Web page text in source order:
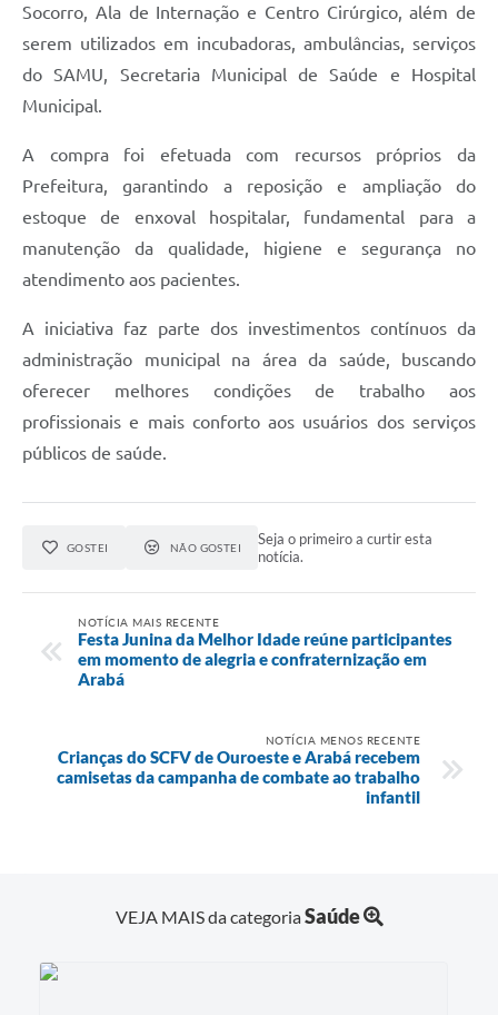
Socorro, Ala de Internação e Centro Cirúrgico, além de
serem utilizados em incubadoras, ambulâncias, serviços
do SAMU, Secretaria Municipal de Saúde e Hospital
Municipal.
A compra foi efetuada com recursos próprios da
Prefeitura, garantindo a reposição e ampliação do
estoque de enxoval hospitalar, fundamental para a
manutenção da qualidade, higiene e segurança no
atendimento aos pacientes.
A iniciativa faz parte dos investimentos contínuos da
administração municipal na área da saúde, buscando
oferecer melhores condições de trabalho aos
profissionais e mais conforto aos usuários dos serviços
públicos de saúde.
GOSTEI NÃO GOSTEI
Seja o primeiro a curtir esta
notícia.
NOTÍCIA MAIS RECENTE
Festa Junina da Melhor Idade reúne participantes
em momento de alegria e confraternização em
Arabá
NOTÍCIA MENOS RECENTE
Crianças do SCFV de Ouroeste e Arabá recebem
camisetas da campanha de combate ao trabalho
infantil
VEJA MAIS da categoriaSaúde